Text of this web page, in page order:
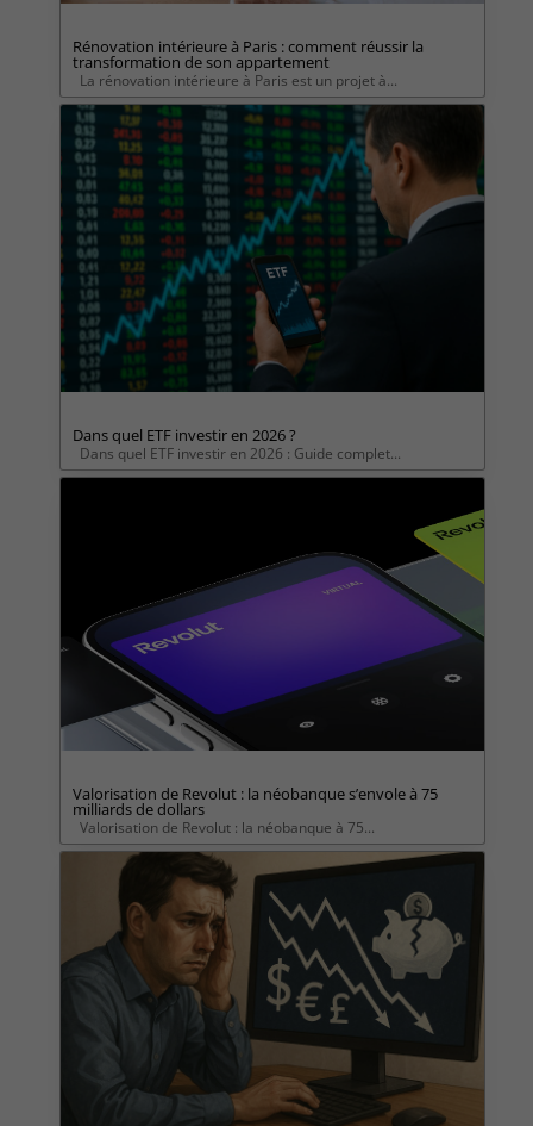
Rénovation intérieure à Paris : comment réussir la
transformation de son appartement
La rénovation intérieure à Paris est un projet à...
Dans quel ETF investir en 2026 ?
Dans quel ETF investir en 2026 : Guide complet...
Valorisation de Revolut : la néobanque s’envole à 75
milliards de dollars
Valorisation de Revolut : la néobanque à 75...